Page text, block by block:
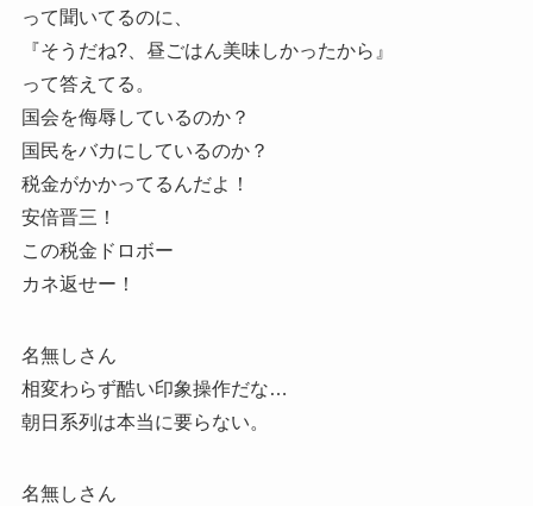
って聞いてるのに、
『そうだね?、昼ごはん美味しかったから』
って答えてる。
国会を侮辱しているのか？
国民をバカにしているのか？
税金がかかってるんだよ！
安倍晋三！
この税金ドロボー
カネ返せー！
名無しさん
相変わらず酷い印象操作だな…
朝日系列は本当に要らない。
名無しさん